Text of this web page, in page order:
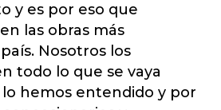
y es por eso que
las obras más
Nosotros los
todo lo que se vaya
lo hemos entendido y por